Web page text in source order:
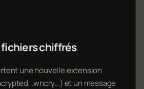
chiffrés
une nouvelle extension
.wncry...) et un message